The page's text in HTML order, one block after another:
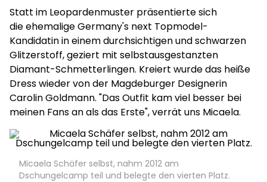
Statt im Leopardenmuster präsentierte sich
die ehemalige Germany's next Topmodel-
Kandidatin in einem durchsichtigen und schwarzen
Glitzerstoff, geziert mit selbstausgestanzten
Diamant-Schmetterlingen. Kreiert wurde das heiße
Dress wieder von der Magdeburger Designerin
Carolin Goldmann. "Das Outfit kam viel besser bei
meinen Fans an als das Erste", verrät uns Micaela.
Micaela Schäfer selbst, nahm 2012 am
Dschungelcamp teil und belegte den vierten Platz.